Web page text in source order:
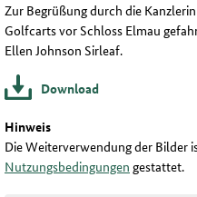
Zur Begrüßung durch die
Golfcarts vor Schloss Elmau
Ellen Johnson Sirleaf.
Download
Hinweis
Die Weiterverwendung der Bilder
Nutzungsbedingungen gestattet.